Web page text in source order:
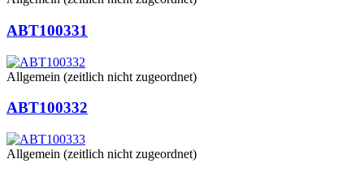
ABT100331
Allgemein (zeitlich nicht zugeordnet)
ABT100332
Allgemein (zeitlich nicht zugeordnet)